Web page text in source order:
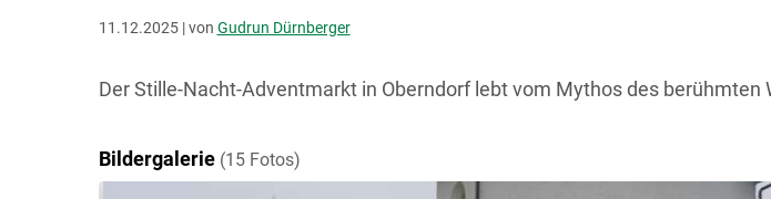
11.12.2025 | von Gudrun Dürnberger
Der Stille-Nacht-Adventmarkt in Oberndorf lebt vom Mythos des berühmten
Bildergalerie (15 Fotos)